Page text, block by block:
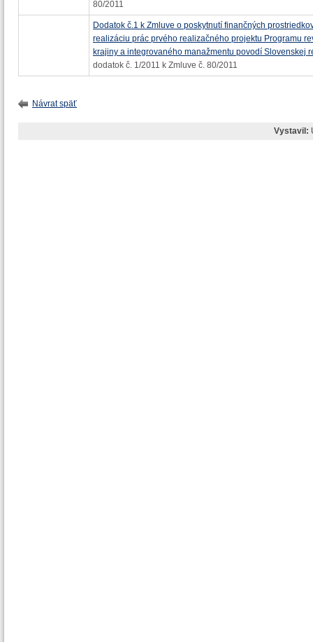
80/2011
Dodatok č.1 k Zmluve o poskytnutí finančných
realizáciu prác prvého realizačného projektu Programu
krajiny a integrovaného manažmentu povodí Slovenskej
dodatok č. 1/2011 k Zmluve č. 80/2011
Návrat späť
Vystavil: